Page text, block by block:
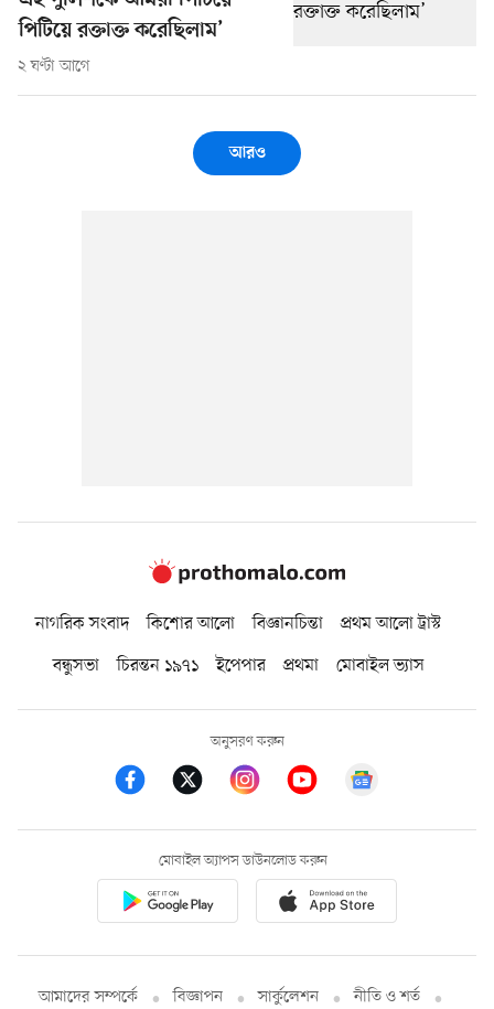
পিটিয়ে রক্তাক্ত করেছিলাম’
২ ঘণ্টা আগে
আরও
নাগরিক সংবাদ কিশোর আলো বিজ্ঞানচিন্তা
প্রথম আলো ট্রাস্ট
বন্ধুসভা
চিরন্তন ১৯৭১ ইপেপার প্রথমা মোবাইল ভ্যাস
অনুসরণ করুন
মোবাইল অ্যাপস ডাউনলোড করুন
আমাদের সম্পর্কে বিজ্ঞাপন সার্কুলেশন নীতি ও শর্ত